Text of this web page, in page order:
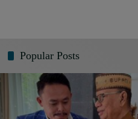
Popular Posts